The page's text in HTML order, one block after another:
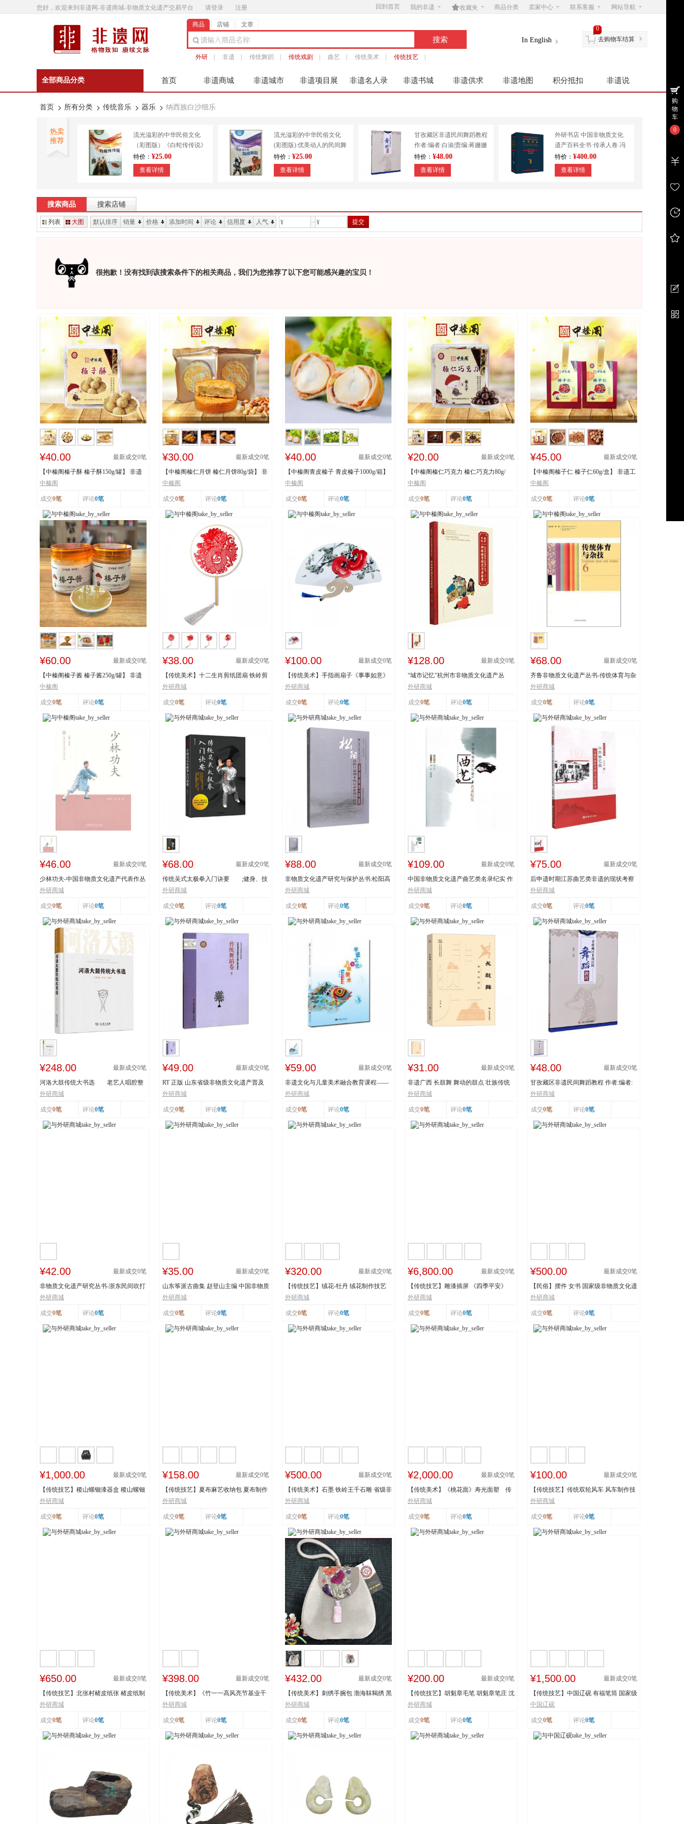
您好，欢迎来到非遗网-非遗商城-非物质文化遗产交易平台 请登录 注册 回到首页 我的非遗 󰄓收藏夹 商品分类 卖家中心 联系客服 网站导航
商品 店铺 文章
外研 非遗 传统舞蹈 传统戏剧 曲艺 传统美术 传统技艺
In English 去购物车结算
0
全部商品分类 首页 非遗商城 非遗城市 非遗项目展 非遗名人录 非遗书城 非遗供求 非遗地图 积分抵扣 非遗说
非遗微影 联系客服
首页 所有分类 传统音乐 器乐 纳西族白沙细乐
热卖
推荐
流光溢彩的中华民俗文化
（彩图版）《白蛇传传说》
9787553450643
特价： ¥25.00
查看详情
流光溢彩的中华民俗文化
(彩图版):优美动人的民间舞
蹈 9787553451213
特价： ¥25.00
查看详情
甘孜藏区非遗民间舞蹈教程
作者:编者:白渝|责编:蒋姗姗
出版社:四川大学
特价： ¥48.00
查看详情
外研书店 中国非物质文化
遗产百科全书·传承人卷 冯
骥才 民间文学 其他
特价： ¥400.00
查看详情
特价：¥610.00
查看详情
搜索商品 搜索店铺
列表 大图 默认排序 销量 价格 添加时间 评论 信用度 人气 ¥ ¥ 提交
很抱歉！没有找到该搜索条件下的相关商品，我们为您推荐了以下您可能感兴趣的宝贝！
¥40.00 最新成交0笔
【中榛阁榛子酥 榛子酥150g/罐】 非遗
工艺 榛香浓...
中榛阁
成交0笔 评论0笔
¥30.00 最新成交0笔
【中榛阁榛仁月饼 榛仁月饼80g/袋】 非
遗工艺 榛香...
中榛阁
成交0笔 评论0笔
¥40.00 最新成交0笔
【中榛阁青皮榛子 青皮榛子1000g/箱】
非遗工艺 清...
中榛阁
成交0笔 评论0笔
¥20.00 最新成交0笔
【中榛阁榛仁巧克力 榛仁巧克力80g/
罐】 非遗工艺 ...
中榛阁
成交0笔 评论0笔
¥45.00 最新成交0笔
【中榛阁榛子仁 榛子仁60g/盒】 非遗工
艺 榛香浓郁
中榛阁
成交0笔 评论0笔
¥60.00 最新成交0笔
【中榛阁榛子酱 榛子酱250g/罐】 非遗
工艺 榛香浓...
中榛阁
成交0笔 评论0笔
¥38.00 最新成交0笔
【传统美术】十二生肖剪纸团扇 铁岭剪
纸 市级非物...
外研商城
成交0笔 评论0笔
¥100.00 最新成交0笔
【传统美术】手指画扇子《事事如意》
辽宁省级非物...
外研商城
成交0笔 评论0笔
¥128.00 最新成交0笔
“城市记忆”杭州市非物质文化遗产丛
书：传统体育游艺...
外研商城
成交0笔 评论0笔
¥68.00 最新成交0笔
齐鲁非物质文化遗产丛书-传统体育与杂
技 王丕琢 山...
外研商城
成交0笔 评论0笔
¥46.00 最新成交0笔
少林功夫-中国非物质文化遗产代表作丛
书
外研商城
成交0笔 评论0笔
¥68.00 最新成交0笔
传统吴式太极拳入门诀要 ;健身、技
击、穴位、意...
外研商城
成交0笔 评论0笔
¥88.00 最新成交0笔
非物质文化遗产研究与保护丛书:松阳高
腔口述剧本的...
外研商城
成交0笔 评论0笔
¥109.00 最新成交0笔
中国非物质文化遗产曲艺类名录纪实 作
者:姜昆,董耀...
外研商城
成交0笔 评论0笔
¥75.00 最新成交0笔
后申遗时期江苏曲艺类非遗的现状考察
与活态传承 978...
外研商城
成交0笔 评论0笔
¥248.00 最新成交0笔
河洛大鼓传统大书选 老艺人唱腔整
理 采撷民间...
外研商城
成交0笔 评论0笔
¥49.00 最新成交0笔
RT 正版 山东省级非物质文化遗产普及
读本:下:传统舞...
外研商城
成交0笔 评论0笔
¥59.00 最新成交0笔
非遗文化与儿童美术融合教育课程——
以深圳鱼灯舞为...
外研商城
成交0笔 评论0笔
¥31.00 最新成交0笔
非遗广西 长鼓舞 舞动的鼓点 壮族传统
舞蹈瑶族舞蹈...
外研商城
成交0笔 评论0笔
¥48.00 最新成交0笔
甘孜藏区非遗民间舞蹈教程 作者:编者:
白渝|责编:蒋...
外研商城
成交0笔 评论0笔
¥42.00 最新成交0笔
非物质文化遗产研究丛书-浙东民间吹打
乐研究 作...
外研商城
成交0笔 评论0笔
¥35.00 最新成交0笔
山东筝派古曲集 赵登山主编 中国非物质
文化遗产 上...
外研商城
成交0笔 评论0笔
¥320.00 最新成交0笔
【传统技艺】绒花-牡丹 绒花制作技艺
市级非物质...
外研商城
成交0笔 评论0笔
¥6,800.00 最新成交0笔
【传统技艺】雕漆插屏 《四季平安》
《繁花似锦》 ...
外研商城
成交0笔 评论0笔
¥500.00 最新成交0笔
【民俗】摆件 女书 国家级非物质文化遗
产 湖南...
外研商城
成交0笔 评论0笔
¥1,000.00 最新成交0笔
【传统技艺】稷山螺钿漆器盒 稷山螺钿
漆器髹饰技...
外研商城
成交0笔 评论0笔
¥158.00 最新成交0笔
【传统技艺】夏布麻艺收纳包 夏布制作
技艺 国家级...
外研商城
成交0笔 评论0笔
¥500.00 最新成交0笔
【传统美术】石墨 铁岭王千石雕 省级非
物质文化遗...
外研商城
成交0笔 评论0笔
¥2,000.00 最新成交0笔
【传统美术】《桃花面》寿光面塑 传
承人：王建美 市...
外研商城
成交0笔 评论0笔
¥100.00 最新成交0笔
【传统技艺】传统双轮风车 风车制作技
艺 传承人：刘...
外研商城
成交0笔 评论0笔
¥650.00 最新成交0笔
【传统技艺】北张村楮皮纸张 楮皮纸制
作技艺 国...
外研商城
成交0笔 评论0笔
¥398.00 最新成交0笔
【传统美术】《竹一一高风亮节基业千
秋》 福禄亿家...
外研商城
成交0笔 评论0笔
¥432.00 最新成交0笔
【传统美术】刺绣手腕包 渤海靺鞨绣 黑
龙江省牡丹...
外研商城
成交0笔 评论0笔
¥200.00 最新成交0笔
【传统技艺】胡魁章毛笔 胡魁章笔庄 沈
阳胡魁章制...
外研商城
成交0笔 评论0笔
¥1,500.00 最新成交0笔
【传统技艺】中国辽砚 有福笔筒 国家级
非物质文化遗...
中国辽砚
成交0笔 评论0笔
购
物
车
0